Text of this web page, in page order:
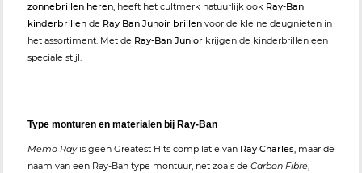
zonnebrillen heren, heeft het cultmerk natuurlijk ook Ray-Ban
kinderbrillen de Ray Ban Junoir brillen voor de kleine deugnieten in
het assortiment. Met de Ray-Ban Junior krijgen de kinderbrillen een
speciale stijl.
Type monturen en materialen bij Ray-Ban
Memo Rayis geen Greatest Hits compilatie van Ray Charles, maar de
naam van een Ray-Ban type montuur, net zoals de Carbon Fibre,